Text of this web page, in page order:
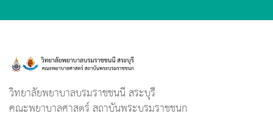
วิทยาลัยพยาบาลบรมราชชนนี สระบุรี
คณะพยาบาลศาสตร์ สถาบันพระบรมราชชนก